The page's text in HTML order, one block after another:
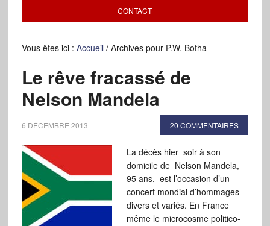
CONTACT
Vous êtes ici : Accueil /Archives pour P.W. Botha
Le rêve fracassé de
Nelson Mandela
6 DÉCEMBRE 2013 20 COMMENTAIRES
La décès hier soir à son
domicile de Nelson Mandela,
95 ans, est l’occasion d’un
concert mondial d’hommages
divers et variés. En France
même le microcosme politico-